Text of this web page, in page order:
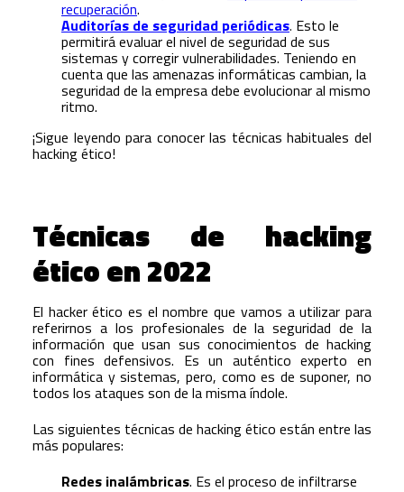
recuperación.
Auditorías de seguridad periódicas. Esto le
permitirá evaluar el nivel de seguridad de sus
sistemas y corregir vulnerabilidades. Teniendo en
cuenta que las amenazas informáticas cambian, la
seguridad de la empresa debe evolucionar al mismo
ritmo.
¡Sigue leyendo para conocer las técnicas habituales del
hacking ético!
Técnicas de hacking
ético en 2022
El hacker ético es el nombre que vamos a utilizar para
referirnos a los profesionales de la seguridad de la
información que usan sus conocimientos de hacking
con fines defensivos. Es un auténtico experto en
informática y sistemas, pero, como es de suponer, no
todos los ataques son de la misma índole.
Las siguientes técnicas de hacking ético están entre las
más populares:
Redes inalámbricas. Es el proceso de infiltrarse